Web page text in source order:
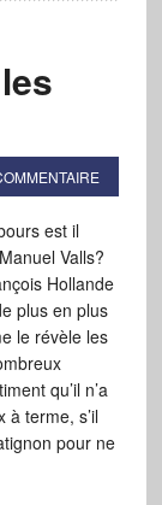
est il
Valls?
Hollande
plus en plus
le révèle les
qu’il n’a
à terme, s’il
pour ne